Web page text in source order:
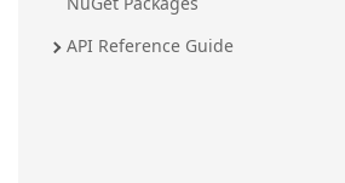
API Reference Guide